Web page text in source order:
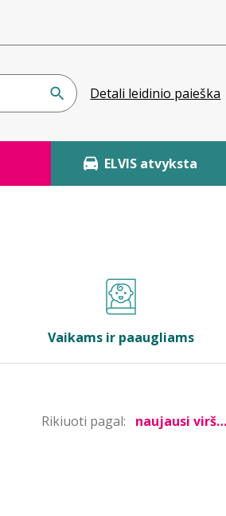
Detali leidinio paieška
ELVIS atvyksta
Vaikams ir paaugliams
Rikiuoti pagal: